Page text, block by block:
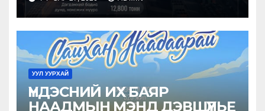
УУЛ УУРХАЙ
ҮНДЭСНИЙ ИХ БАЯР
НААДМЫН МЭНД ДЭВШҮҮЛЬЕ